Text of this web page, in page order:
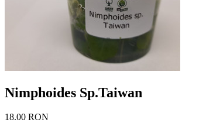
Nimphoides Sp.Taiwan
18.00 RON